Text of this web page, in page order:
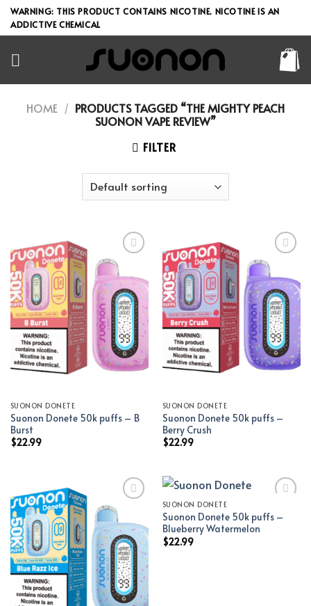
Skip
to
WARNING: THIS PRODUCT CONTAINS NICOTINE. NICOTINE IS AN
ADDICTIVE CHEMICAL
HOME / PRODUCTS TAGGED “THE MIGHTY PEACH
SUONON VAPE REVIEW”
FILTER
Add to wishlist
SUONON DONETE
Suonon Donete 50k puffs – B
Burst
$22.99
Add to wishlist
SUONON DONETE
Suonon Donete 50k puffs –
Berry Crush
$22.99
Add to wishlist Add to wishlist
SUONON DONETE
Suonon Donete 50k puffs –
Blueberry Watermelon
$22.99